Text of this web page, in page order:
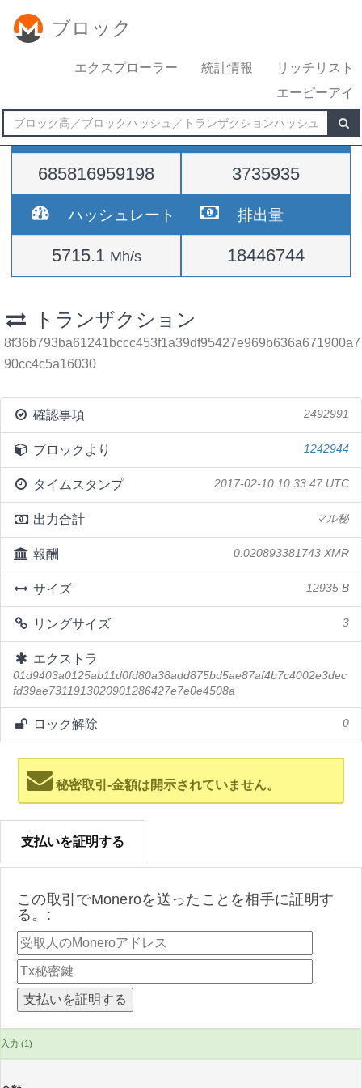
ブロック
エクスプローラー 統計情報
リッチリスト
エーピーアイ
難易度
685816959198
高さ
3735935
ハッシュレート
5715.1 Mh/s
排出量
18446744
トランザクション
8f36b793ba61241bccc453f1a39df95427e969b636a671900a7
90cc4c5a16030
確認事項 2492991
ブロックより 1242944
タイムスタンプ 2017-02-10 10:33:47 UTC
出力合計 マル秘
報酬 0.020893381743 XMR
サイズ 12935 B
リングサイズ 3
エクストラ
01d9403a0125ab11d0fd80a38add875bd5ae87af4b7c4002e3dec
fd39ae7311913020901286427e7e0e4508a
ロック解除 0
秘密取引-金額は開示されていません。
支払いを証明する
この取引でMoneroを送ったことを相手に証明す
る。:
入力 (1)